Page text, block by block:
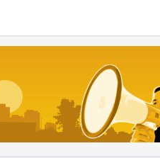
POLIGIZE
About
Economy,
Politics,